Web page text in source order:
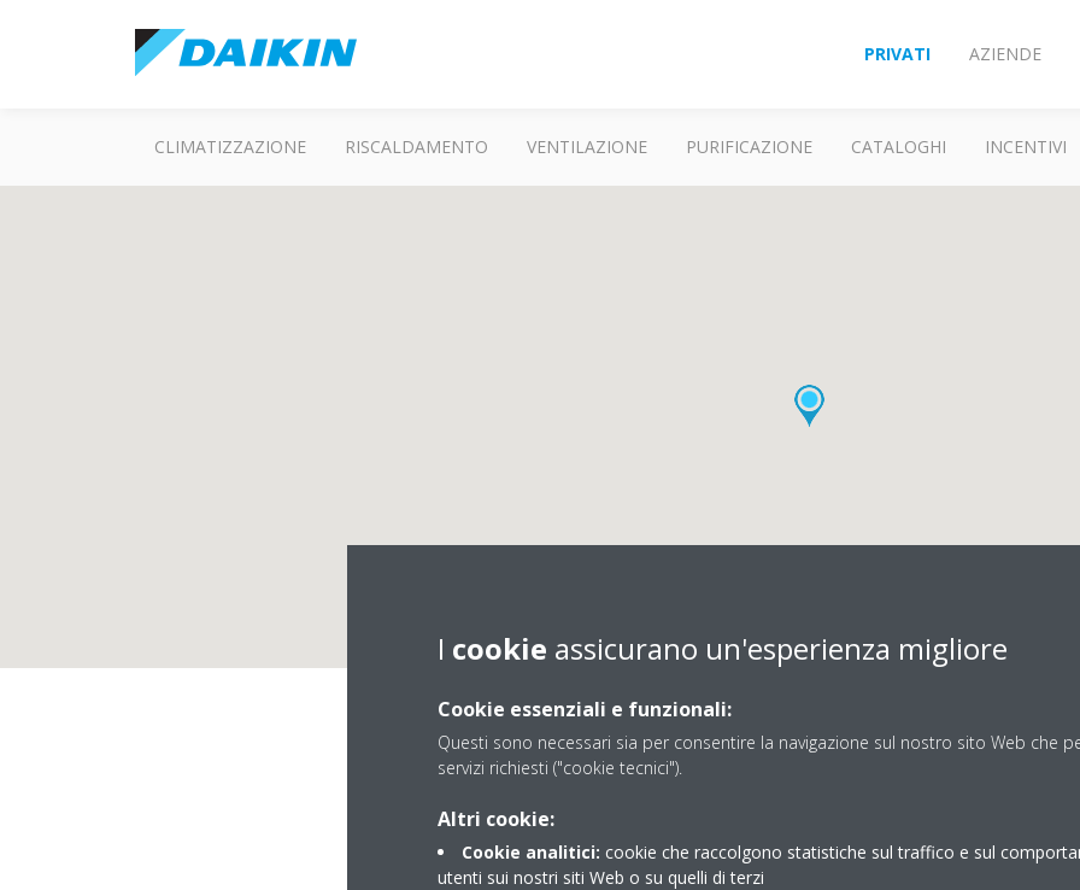
PRIVATI AZIENDE
CLIMATIZZAZIONE RISCALDAMENTO VENTILAZIONE PURIFICAZIONE CATALOGHI INCENTIVI
TERMOIDRAULICA PUPPI
I cookie assicurano un'esperienza migliore
Cookie essenziali e funzionali:
Questi sono necessari sia per consentire la navigazione sul nostro sito Web che
servizi richiesti ("cookie tecnici").
Altri cookie:
Cookie analitici: cookie che raccolgono statistiche sul traffico e sul
utenti sui nostri siti Web o su quelli di terzi